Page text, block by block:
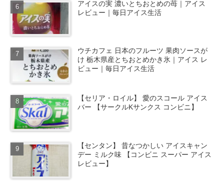
アイスの実 濃いとちおとめの苺｜アイス
レビュー｜毎日アイス生活
ウチカフェ 日本のフルーツ 果肉ソースが
け 栃木県産とちおとめかき氷｜アイス レ
ビュー｜毎日アイス生活
【セリア・ロイル】 愛のスコール アイス
バー 【サークルKサンクス コンビニ】
【センタン】 昔なつかしい アイスキャン
デー ミルク味 【コンビニ スーパー アイス
レビュー】